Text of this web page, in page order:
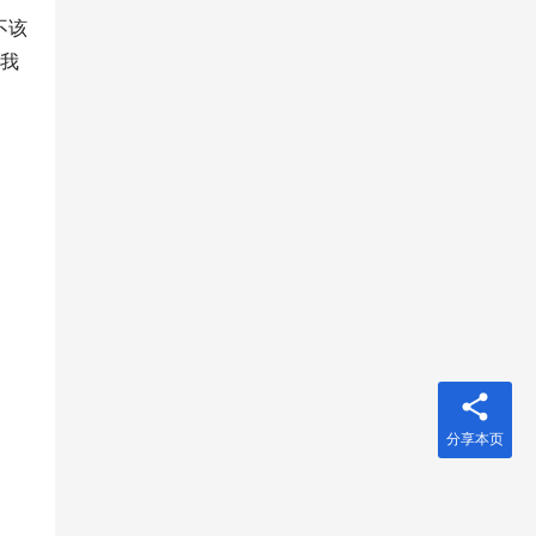
该
分享本页